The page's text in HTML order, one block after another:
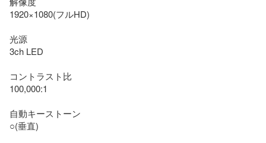
1920×1080(フルHD)
光源
3ch LED
コントラスト比
100,000:1
自動キーストーン
○(垂直)